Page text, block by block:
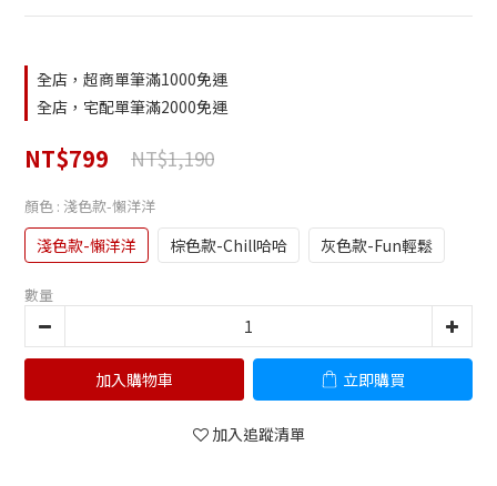
全店，超商單筆滿1000免運
全店，宅配單筆滿2000免運
NT$799 NT$1,190
顏色 : 淺色款-懶洋洋
淺色款-懶洋洋 棕色款-Chill哈哈 灰色款-Fun輕鬆
數量
加入購物車 立即購買
加入追蹤清單